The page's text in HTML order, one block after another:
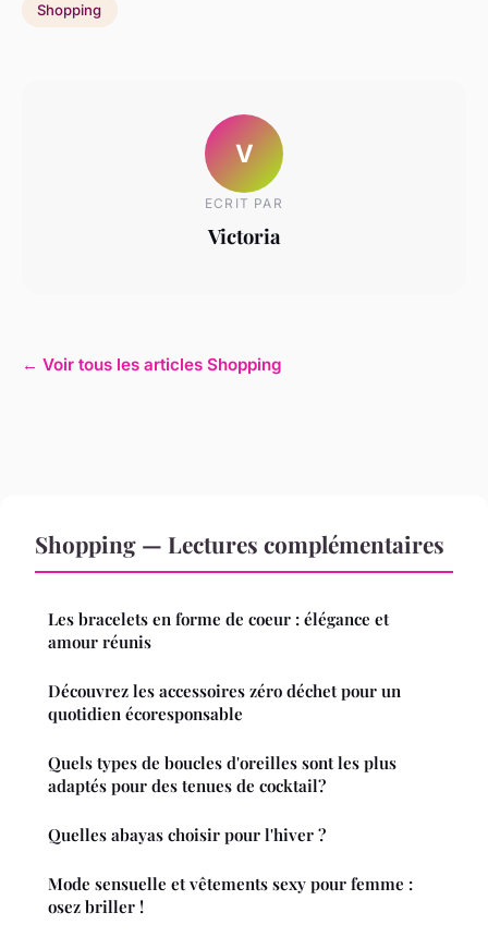
Shopping
V
ECRIT PAR
Victoria
← Voir tous les articles Shopping
Shopping — Lectures complémentaires
Les bracelets en forme de coeur : élégance et
amour réunis
Découvrez les accessoires zéro déchet pour un
quotidien écoresponsable
Quels types de boucles d'oreilles sont les plus
adaptés pour des tenues de cocktail?
Quelles abayas choisir pour l'hiver ?
Mode sensuelle et vêtements sexy pour femme :
osez briller !